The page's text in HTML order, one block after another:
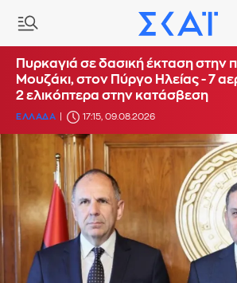
Πυρκαγιά σε δασική έκταση στην
Μουζάκι, στον Πύργο Ηλείας - 7
2 ελικόπτερα στην κατάσβεση
ΕΛΛΑΔΑ 17:15, 09.08.2026